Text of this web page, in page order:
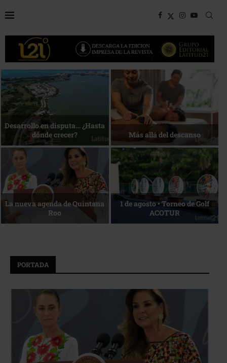
Bottega, un viaje servido a la
mesa
Energía que Impulsa la
competitividad
Reconocimiento de viajeros La esencia del servicio
PORTADA